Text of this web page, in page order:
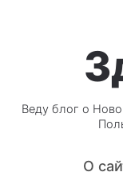
Веду блог о
О